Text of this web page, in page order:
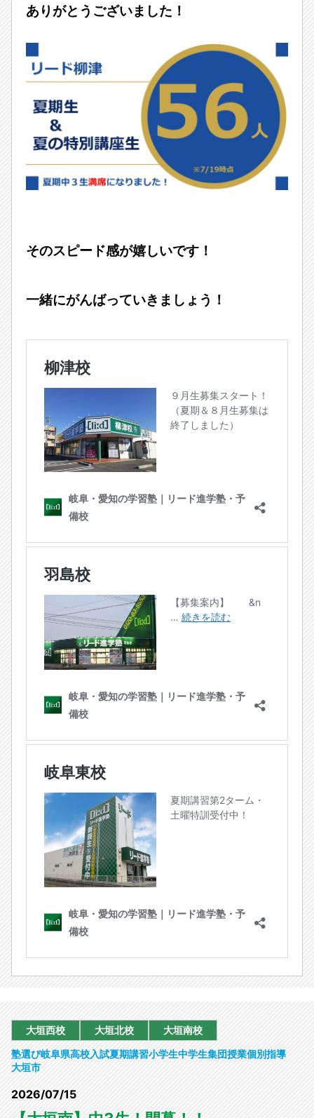
ありがとうございました！
そのスピード感が嬉しいです！
一緒にがんばっていきましょう！
大垣西校 大垣北校
大垣南校
塾選び岐阜県高校入試夏期講習小学生中学生集団授業個別指導
大垣市
2026/07/15